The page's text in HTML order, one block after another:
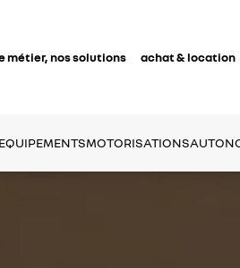
métier, nos solutions achat & location
EQUIPEMENTSMOTORISATIONS